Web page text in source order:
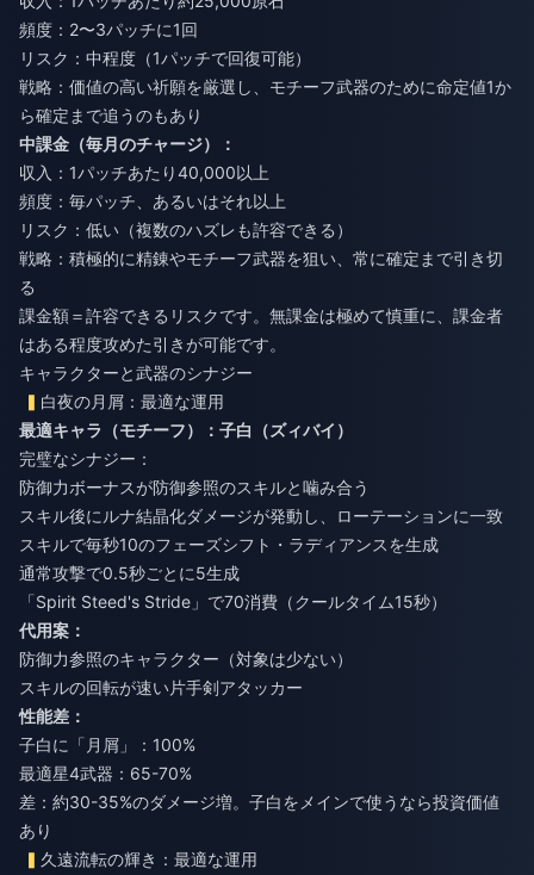
頻度：2〜3パッチに1回
リスク：中程度（1パッチで回復可能）
戦略：価値の高い祈願を厳選し、モチーフ武器のために命定値1か
ら確定まで追うのもあり
中課金（毎月のチャージ）：
収入：1パッチあたり40,000以上
頻度：毎パッチ、あるいはそれ以上
リスク：低い（複数のハズレも許容できる）
戦略：積極的に精錬やモチーフ武器を狙い、常に確定まで引き切
る
課金額＝許容できるリスクです。無課金は極めて慎重に、課金者
はある程度攻めた引きが可能です。
キャラクターと武器のシナジー
白夜の月屑：最適な運用
最適キャラ（モチーフ）：子白（ズィバイ）
完璧なシナジー：
防御力ボーナスが防御参照のスキルと噛み合う
スキル後にルナ結晶化ダメージが発動し、ローテーションに一致
スキルで毎秒10のフェーズシフト・ラディアンスを生成
通常攻撃で0.5秒ごとに5生成
「Spirit Steed's Stride」で70消費（クールタイム15秒）
代用案：
防御力参照のキャラクター（対象は少ない）
スキルの回転が速い片手剣アタッカー
性能差：
子白に「月屑」：100%
最適星4武器：65-70%
差：約30-35%のダメージ増。子白をメインで使うなら投資価値
あり
久遠流転の輝き：最適な運用